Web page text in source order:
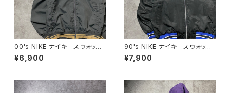
00's NIKE ナイキ スウォッシ
ュ 刺繍ワンポイント ラインリ
ブ グレー 薄手 ナイロンジ
¥6,900
90's NIKE ナイキ スウォッシ
ュ 刺繍ワンポイント バック刺
繍 ラインリブ ブラック×ネイ
¥7,900